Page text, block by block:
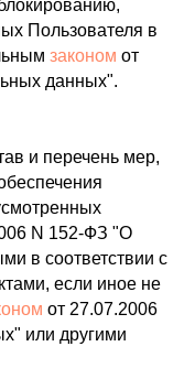
Пользователя в
законом от
данных".
и перечень мер,
N 152-ФЗ "О
в соответствии с
если иное не
от 27.07.2006
или другими